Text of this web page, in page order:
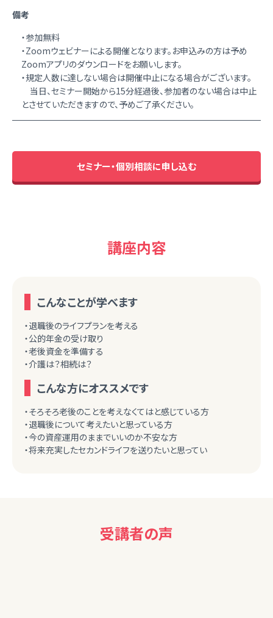
備考
・参加無料
・Zoomウェビナーによる開催となります。お申込みの方は予め
Zoomアプリのダウンロードをお願いします。
・規定人数に達しない場合は開催中止になる場合がございます。
当日、セミナー開始から15分経過後、参加者のない場合は中止
とさせていただきますので、予めご了承ください。
セミナー・個別相談に申し込む
講座内容
こんなことが学べます
・退職後のライフプランを考える
・公的年金の受け取り
・老後資金を準備する
・介護は？相続は？
こんな方にオススメです
・そろそろ老後のことを考えなくてはと感じている方
・退職後について考えたいと思っている方
・今の資産運用のままでいいのか不安な方
・将来充実したセカンドライフを送りたいと思ってい
受講者の声